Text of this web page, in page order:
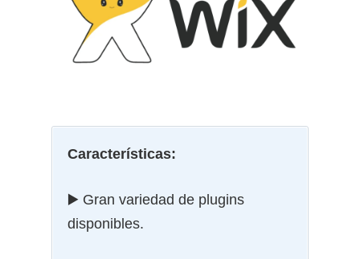
Características:
▶️ Gran variedad de plugins
disponibles.